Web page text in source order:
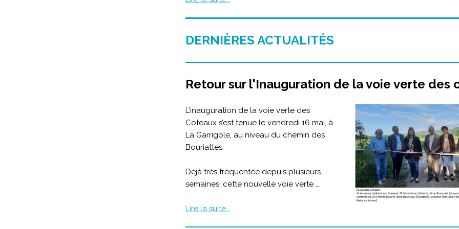
DERNIÈRES ACTUALITÉS
Retour sur l'Inauguration de la voie verte des
L’inauguration de la voie verte des
Coteaux s’est tenue le vendredi 16 mai, à
La Garrigole, au niveau du chemin des
Bouriattes.
Déjà très fréquentée depuis plusieurs
semaines, cette nouvelle voie verte …
Lire la suite...